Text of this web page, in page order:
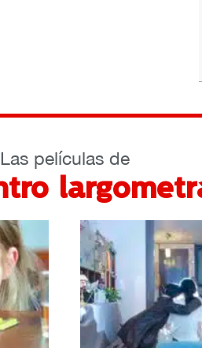
Las películas de